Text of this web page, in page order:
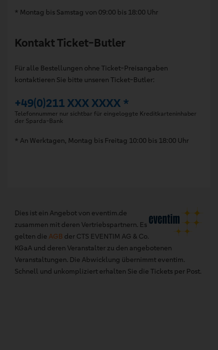
* Montag bis Samstag von 09:00 bis 18:00 Uhr
Kontakt Ticket-Butler
Für alle Bestellungen ohne Ticket-Preisangaben
kontaktieren Sie bitte unseren Ticket-Butler:
+49(0)211 XXX XXXX *
Telefonnummer nur sichtbar für eingeloggte Kreditkarteninhaber
der Sparda-Bank
* An Werktagen, Montag bis Freitag 10:00 bis 18:00 Uhr
Dies ist ein Angebot von eventim.de
zusammen mit deren Vertriebspartnern. Es
gelten die AGB der CTS EVENTIM AG & Co.
KGaA und deren Veranstalter zu den angebotenen
Veranstaltungen. Die Abwicklung übernimmt eventim.
Schnell und unkompliziert erhalten Sie die Tickets per Post.